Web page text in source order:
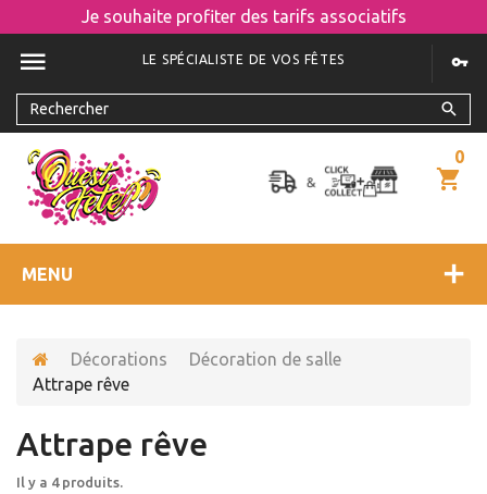
Je souhaite profiter des tarifs associatifs
LE SPÉCIALISTE DE VOS FÊTES
0
MENU
Décorations
Décoration de salle
Attrape rêve
Attrape rêve
Il y a 4 produits.